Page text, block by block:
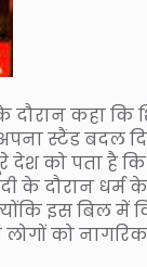
दौरान कहा
स्टैंड बदल
देश को पता है
के दौरान धर्म
इस बिल में
को